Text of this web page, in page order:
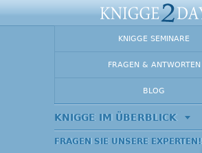
KNIGGE SEMINARE
FRAGEN & ANTWORTEN
BLOG
KNIGGE IM ÜBERBLICK
FRAGEN SIE UNSERE EXPERTEN!